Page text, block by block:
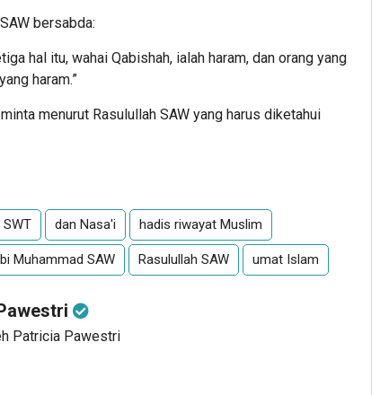
bersabda:
hal itu, wahai Qabishah, ialah haram, dan orang yang
haram.”
menurut Rasulullah SAW yang harus diketahui
SWT dan Nasa'i hadis riwayat Muslim
Muhammad SAW Rasulullah SAW umat Islam
Patricia Pawestri